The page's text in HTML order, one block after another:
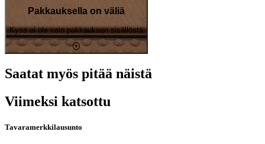
Pakkauksella on väliä
Kyse ei ole vain pakkauksen sisällöstä
Saatat myös pitää näistä
Viimeksi katsottu
Tavaramerkkilausunto